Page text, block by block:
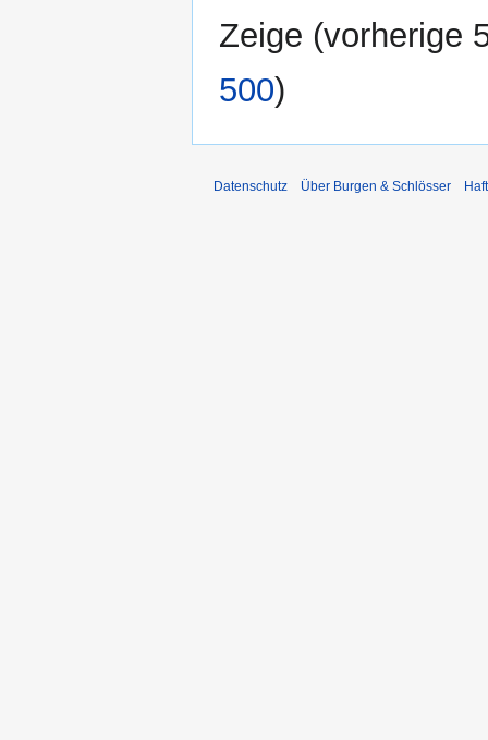
Zeige (vorherige
500)
Datenschutz Über Burgen & Schlösser